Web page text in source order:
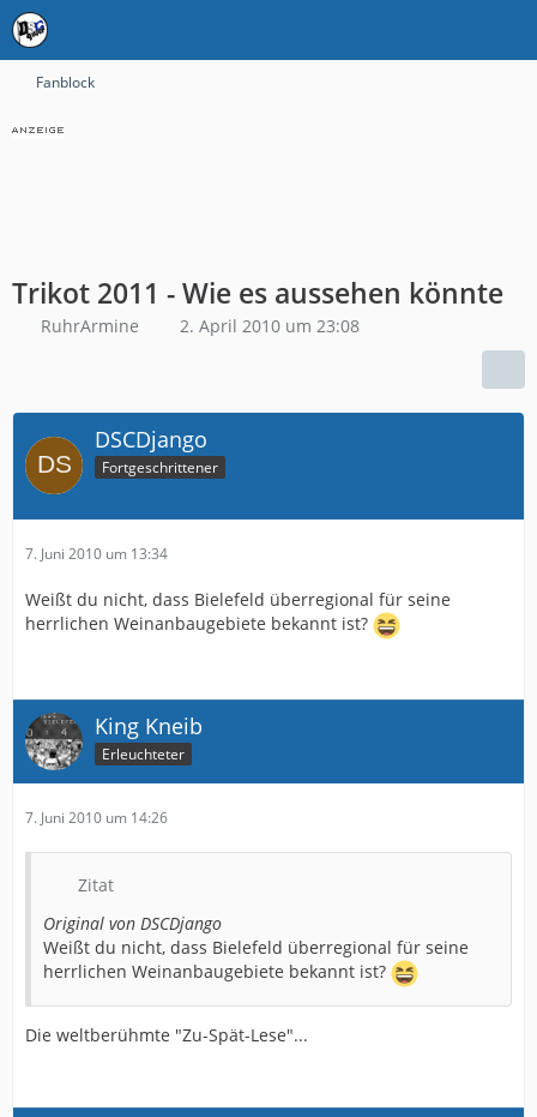
Fanblock
Trikot 2011 - Wie es aussehen könnte
RuhrArmine 2. April 2010 um 23:08
DSCDjango
Fortgeschrittener
7. Juni 2010 um 13:34
Weißt du nicht, dass Bielefeld überregional für seine
herrlichen Weinanbaugebiete bekannt ist?
King Kneib
Erleuchteter
7. Juni 2010 um 14:26
Zitat
Original von DSCDjango
Weißt du nicht, dass Bielefeld überregional für seine
herrlichen Weinanbaugebiete bekannt ist?
Die weltberühmte "Zu-Spät-Lese"...